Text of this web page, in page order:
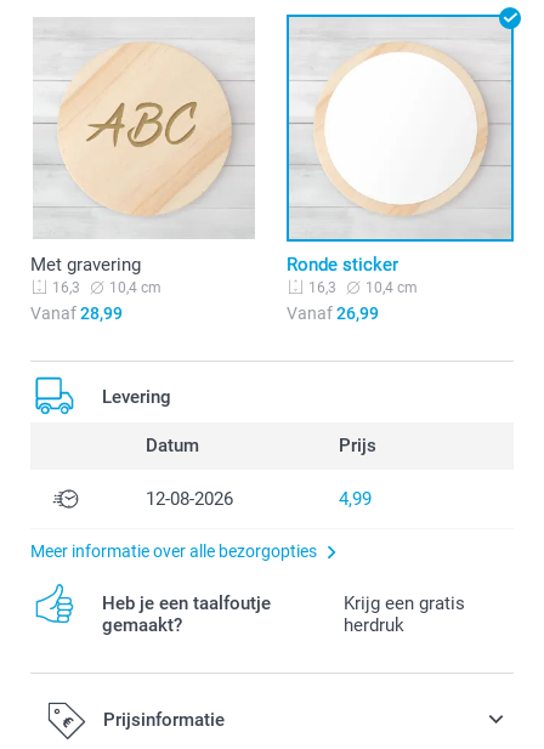
Met gravering
16,3 10,4 cm
Vanaf28,99
Ronde sticker
16,3 10,4 cm
Vanaf26,99
Levering
Datum Prijs
12-08-2026 4,99
Meer informatie over alle bezorgopties
Heb je een taalfoutje
gemaakt?
Krijg een gratis
herdruk
Prijsinformatie